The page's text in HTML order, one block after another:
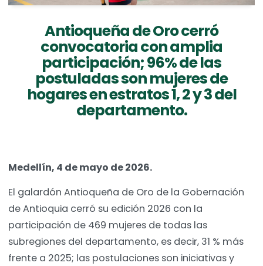
Antioqueña de Oro cerró
convocatoria con amplia
participación; 96% de las
postuladas son mujeres de
hogares en estratos 1, 2 y 3 del
departamento.
Medellín, 4 de mayo de 2026.
El galardón Antioqueña de Oro de la Gobernación
de Antioquia cerró su edición 2026 con la
participación de 469 mujeres de todas las
subregiones del departamento, es decir, 31 % más
frente a 2025; las postulaciones son iniciativas y